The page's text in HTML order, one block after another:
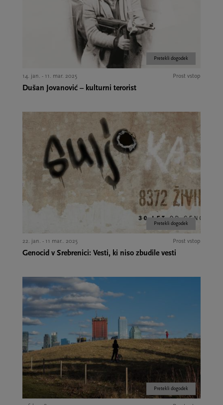
Pretekli dogodek
14. jan. - 11. mar. 2025 Prost vstop
Dušan Jovanović – kulturni terorist
Pretekli dogodek
22. jan. - 11 mar.. 2025 Prost vstop
Genocid v Srebrenici: Vesti, ki niso zbudile vesti
Pretekli dogodek